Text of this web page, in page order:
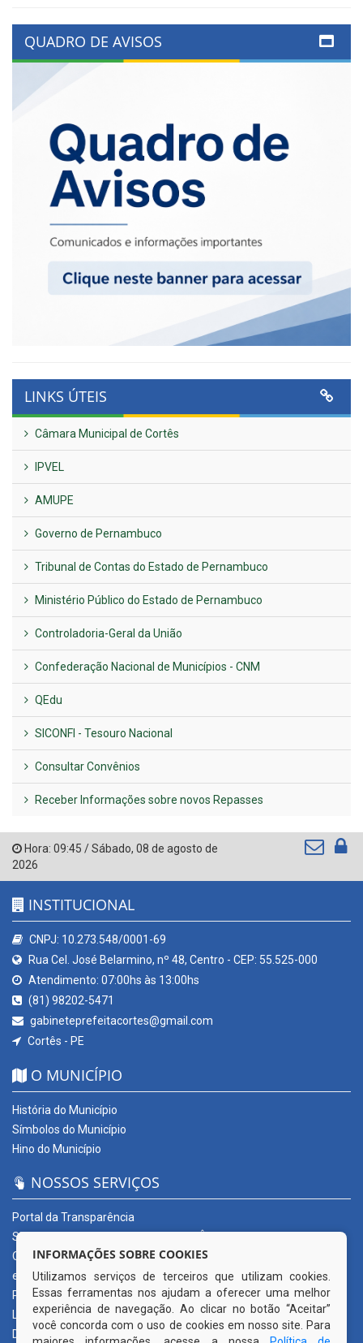
QUADRO DE AVISOS
LINKS ÚTEIS
Câmara Municipal de Cortês
IPVEL
AMUPE
Governo de Pernambuco
Tribunal de Contas do Estado de Pernambuco
Ministério Público do Estado de Pernambuco
Controladoria-Geral da União
Confederação Nacional de Municípios - CNM
QEdu
SICONFI - Tesouro Nacional
Consultar Convênios
Receber Informações sobre novos Repasses
Hora: 09:45 /Sábado, 08 de agosto de
2026
INSTITUCIONAL
CNPJ: 10.273.548/0001-69
Rua Cel. José Belarmino, nº 48, Centro - CEP: 55.525-000
Atendimento: 07:00hs às 13:00hs
(81) 98202-5471
gabineteprefeitacortes@gmail.com
Cortês - PE
O MUNICÍPIO
História do Município
Símbolos do Município
Hino do Município
NOSSOS SERVIÇOS
Portal da Transparência
SERVIÇOS DIGITAIS: CONECTA CORTÊS
Ouvidoria Municipal
e-SIC
Processos de Licitação
Licitações em andamento
Diário Oficial
INFORMAÇÕES SOBRE COOKIES
Utilizamos serviços de terceiros que utilizam cookies.
Essas ferramentas nos ajudam a oferecer uma melhor
experiência de navegação. Ao clicar no botão “Aceitar”
você concorda com o uso de cookies em nosso site. Para